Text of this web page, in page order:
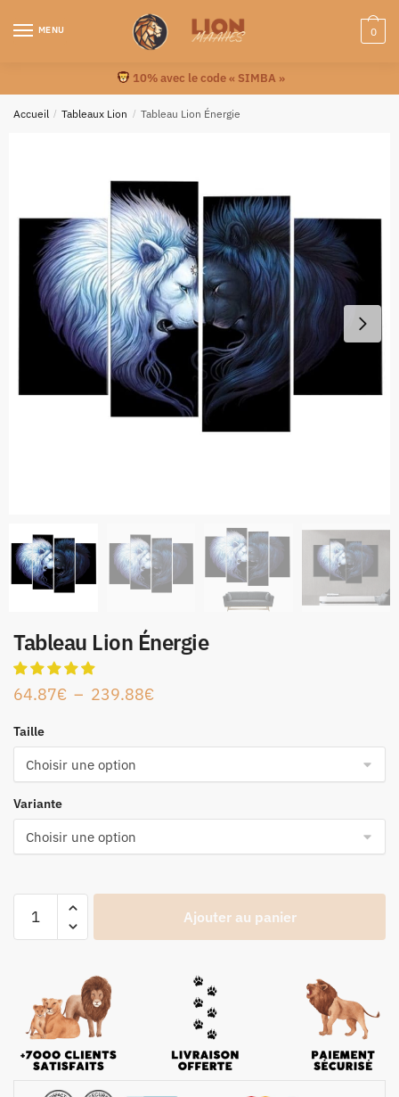
MENU 0
10% avec le code « SIMBA »
Accueil / Tableaux Lion / Tableau Lion Énergie
Tableau Lion Énergie
64.87€ – 239.88€
Taille
Variante
Ajouter au panier